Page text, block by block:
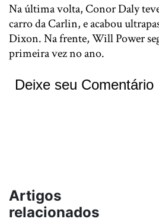
Na última volta, Conor Daly
carro da Carlin, e acabou
Dixon. Na frente, Will Power
primeira vez no ano.
Deixe seu Comentário
Artigos
relacionados